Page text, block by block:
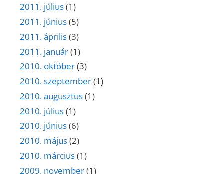
2011. július(1)
2011. június(5)
2011. április(3)
2011. január(1)
2010. október(3)
2010. szeptember(1)
2010. augusztus(1)
2010. július(1)
2010. június(6)
2010. május(2)
2010. március(1)
2009. november(1)